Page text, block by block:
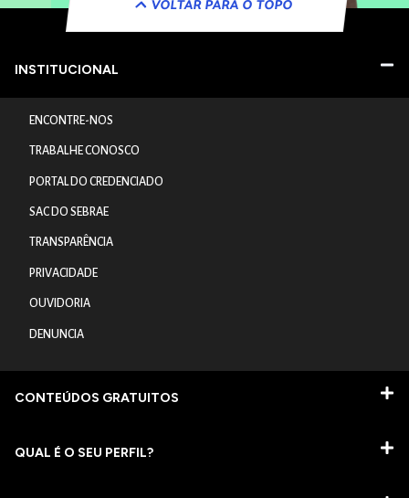
VOLTAR PARA O TOPO
INSTITUCIONAL
ENCONTRE-NOS
TRABALHE CONOSCO
PORTAL DO CREDENCIADO
SAC DO SEBRAE
TRANSPARÊNCIA
PRIVACIDADE
OUVIDORIA
DENUNCIA
CONTEÚDOS GRATUITOS
QUAL É O SEU PERFIL?